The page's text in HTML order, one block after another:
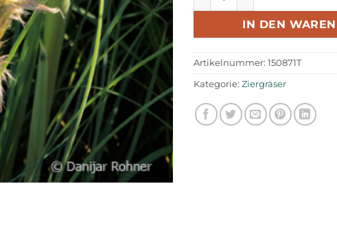
IN DEN
Artikelnummer: 150871T
Kategorie: Ziergräser